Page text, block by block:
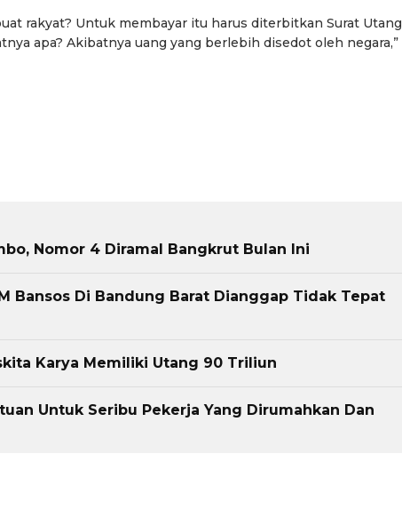
rakyat? Untuk membayar itu harus diterbitkan Surat Utang
apa? Akibatnya uang yang berlebih disedot oleh negara,”
Nomor 4 Diramal Bangkrut Bulan Ini
Bansos Di Bandung Barat Dianggap Tidak Tepat
Karya Memiliki Utang 90 Triliun
Untuk Seribu Pekerja Yang Dirumahkan Dan